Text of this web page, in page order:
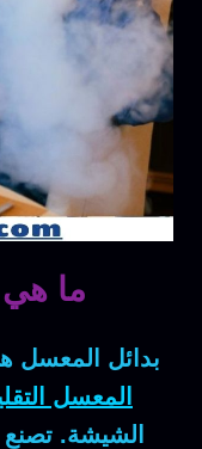
ما
بدائل المعسل
المعسل
الشيشة. تصنع